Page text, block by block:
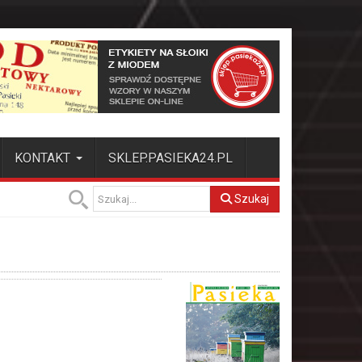
KONTAKT SKLEP.PASIEKA24.PL
Szukaj